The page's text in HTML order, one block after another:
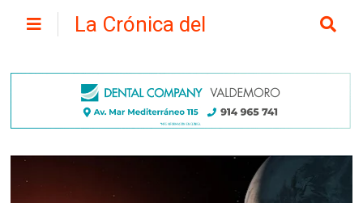
La Crónica del